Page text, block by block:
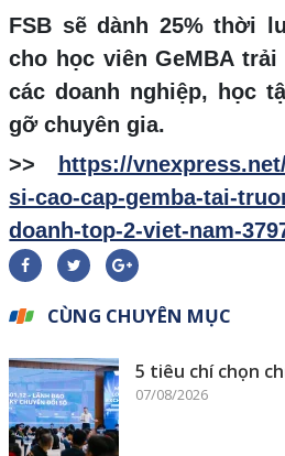
FSB sẽ dành 25% thời
cho học viên GeMBA
các doanh nghiệp, học
gỡ chuyên gia.
>>
https://
si-cao-cap-gemba-tai-
doanh-top-2-viet-nam-
CÙNG CHUYÊN MỤC
5 tiêu chí chọn
07/08/2026